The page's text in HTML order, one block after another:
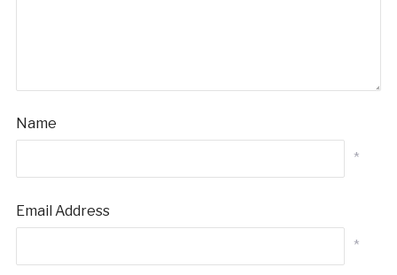
Name
*
Email Address
*